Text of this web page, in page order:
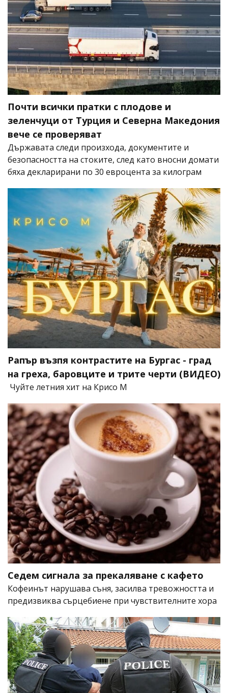
Почти всички пратки с плодове и
зеленчуци от Турция и Северна Македония
вече се проверяват
Държавата следи произхода, документите и
безопасността на стоките, след като вносни домати
бяха декларирани по 30 евроцента за килограм
Рапър възпя контрастите на Бургас - град
на греха, баровците и трите черти (ВИДЕО)
Чуйте летния хит на Крисо М
Седем сигнала за прекаляване с кафето
Кофеинът нарушава съня, засилва тревожността и
предизвиква сърцебиене при чувствителните хора